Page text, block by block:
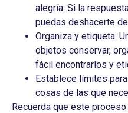
alegría. Si la
puedas deshacerte
Organiza y etiqueta:
objetos conservar,
fácil encontrarlos y
Establece límites
cosas de las que
Recuerda que este